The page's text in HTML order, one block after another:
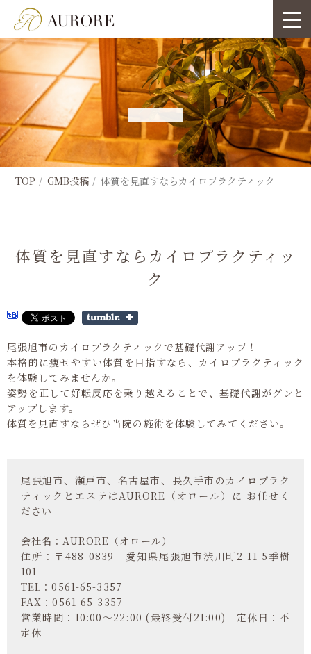
TOP GMB投稿 体質を見直すならカイロプラクティック
体質を見直すならカイロプラクティッ
ク
尾張旭市のカイロプラクティックで基礎代謝アップ！
本格的に痩せやすい体質を目指すなら、カイロプラクティック
を体験してみませんか。
姿勢を正して好転反応を乗り越えることで、基礎代謝がグンと
アップします。
体質を見直すならぜひ当院の施術を体験してみてください。
尾張旭市、瀬戸市、名古屋市、長久手市のカイロプラク
ティックとエステはAURORE（オロール）に お任せく
ださい
会社名：AURORE（オロール）
住所：〒488-0839 愛知県尾張旭市渋川町2-11-5季樹
101
TEL：0561-65-3357
FAX：0561-65-3357
営業時間：10:00～22:00 (最終受付21:00) 定休日：不
定休